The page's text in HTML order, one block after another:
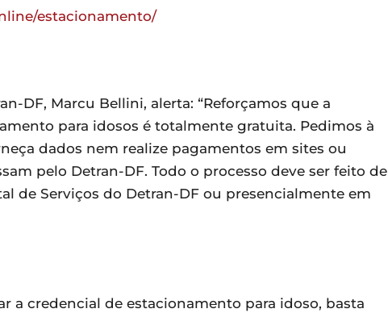
estacionamento/
DF, Marcu Bellini, alerta: “Reforçamos que a
para idosos é totalmente gratuita. Pedimos à
dados nem realize pagamentos em sites ou
pelo Detran-DF. Todo o processo deve ser feito de
de Serviços do Detran-DF ou presencialmente em
a credencial de estacionamento para idoso, basta